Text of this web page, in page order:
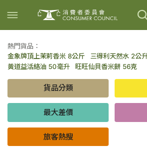
上載圖片 掃描條
熱門貨品：
金象牌頂上茉莉香米 8公斤
三得利天然水 2公
黃道益活絡油 50毫升
旺旺仙貝香米餅 56克
百勝廚新加坡叻沙拉麵 144克
倍樂醇乳酪飲品 - 藍莓 65毫升 x 6
金象牌頂
低鹽/無鹽/低糖/無糖食品
貨品分類
最大差價
旅客熱搜